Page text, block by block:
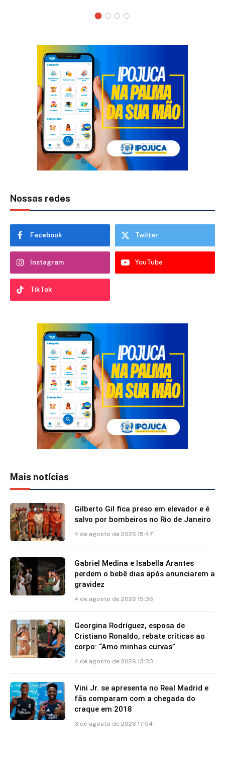
Nossas redes
Facebook Twitter
Instagram YouTube
TikTok
Mais notícias
Gilberto Gil fica preso em elevador e é
salvo por bombeiros no Rio de Janeiro
4 de agosto de 2026 15:47
Gabriel Medina e Isabella Arantes
perdem o bebê dias após anunciarem a
gravidez
4 de agosto de 2026 15:36
Georgina Rodríguez, esposa de
Cristiano Ronaldo, rebate críticas ao
corpo: “Amo minhas curvas”
4 de agosto de 2026 13:33
Vini Jr. se apresenta no Real Madrid e
fãs comparam com a chegada do
craque em 2018
3 de agosto de 2026 17:54